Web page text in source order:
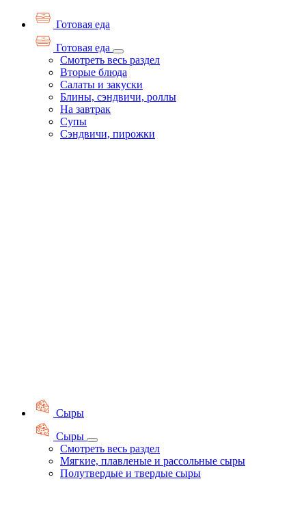
Готовая еда
Готовая еда
Смотреть весь раздел
Вторые блюда
Салаты и закуски
Блины, сэндвичи, роллы
На завтрак
Супы
Сэндвичи, пирожки
Сыры
Сыры
Смотреть весь раздел
Мягкие, плавленые и рассольные сыры
Полутвердые и твердые сыры